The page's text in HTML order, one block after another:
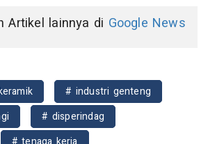
Artikel lainnya di Google News
# industri genteng
# disperindag